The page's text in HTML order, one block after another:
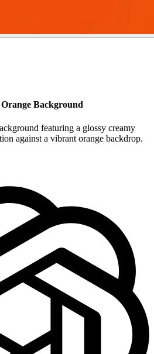
Background
featuring a glossy creamy
against a vibrant orange backdrop.